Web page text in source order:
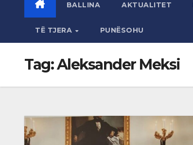
BALLINA AKTUALITET
TË TJERA PUNËSOHU
Tag:Aleksander Meksi